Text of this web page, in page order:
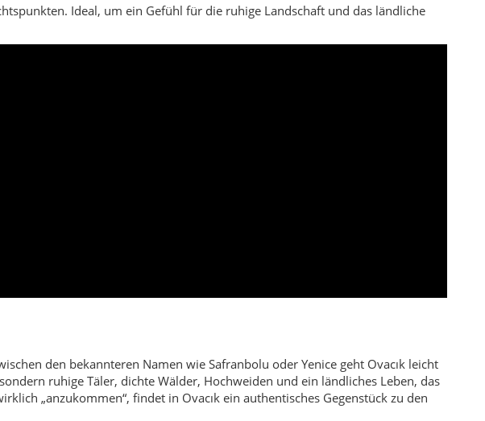
Lydier, Paphlagonier, Römer, Byzantiner, Seldschuken und Osmanen
in den Dörfern: In Pürçükören (Karakoyunlu Mahallesi) reichen die
Çatak oder Boyalı sowie Türben wie die von Can Baba, Yerli Baba oder
prägen das Bild, dazu kommen Kartoffeln, Getreide, Gemüse und Obst
Provinzen arbeiten; im Sommer kehren viele zurück, um bei der Heuernte
und Heimkehr verleiht dem Landkreis eine leise Melancholie – aber